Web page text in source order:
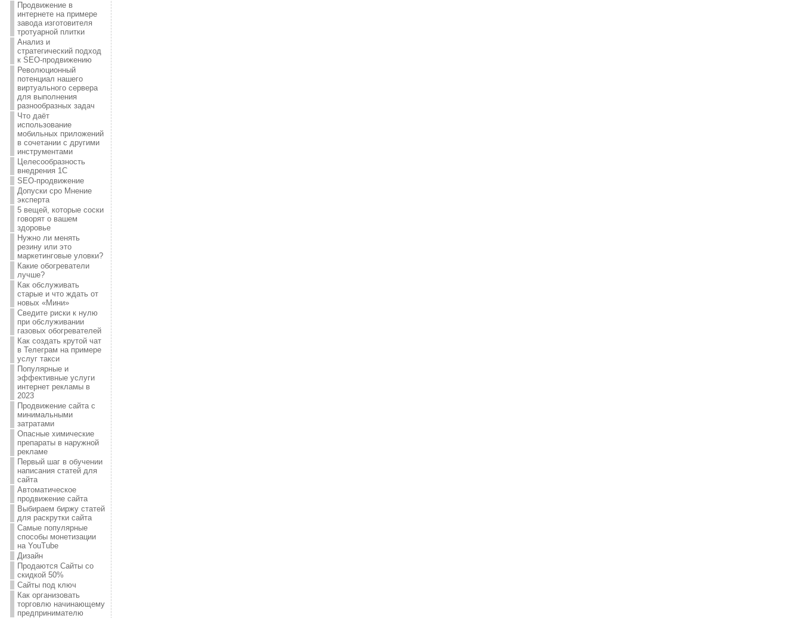
Продвижение в
интернете на примере
завода изготовителя
тротуарной плитки
Анализ и
стратегический подход
к SEO-продвижению
Революционный
потенциал нашего
виртуального сервера
для выполнения
разнообразных задач
Что даёт
использование
мобильных приложений
в сочетании с другими
инструментами
Целесообразность
внедрения 1С
SEO-продвижение
Допуски сро Мнение
эксперта
5 вещей, которые соски
говорят о вашем
здоровье
Нужно ли менять
резину или это
маркетинговые уловки?
Какие обогреватели
лучше?
Как обслуживать
старые и что ждать от
новых «Мини»
Сведите риски к нулю
при обслуживании
газовых обогревателей
Как создать крутой чат
в Телеграм на примере
услуг такси
Популярные и
эффективные услуги
интернет рекламы в
2023
Продвижение сайта с
минимальными
затратами
Опасные химические
препараты в наружной
рекламе
Первый шаг в обучении
написания статей для
сайта
Автоматическое
продвижение сайта
Выбираем биржу статей
для раскрутки сайта
Самые популярные
способы монетизации
на YouTube
Дизайн
Продаются Сайты со
скидкой 50%
Сайты под ключ
Как организовать
торговлю начинающему
предпринимателю